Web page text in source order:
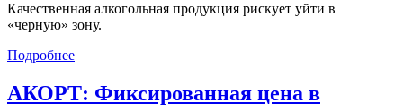
Качественная алкогольная продукция рискует уйти в
«черную» зону.
Подробнее
АКОРТ: Фиксированная цена в